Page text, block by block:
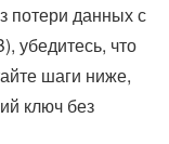
потери данных с
убедитесь, что
шаги ниже,
ключ без